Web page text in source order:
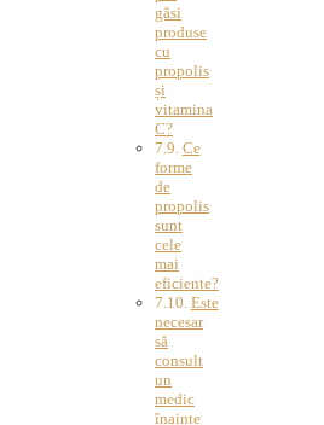
găsi
produse
cu
propolis
și
vitamina
C?
Ce
forme
de
propolis
sunt
cele
mai
eficiente?
Este
necesar
să
consult
un
medic
înainte